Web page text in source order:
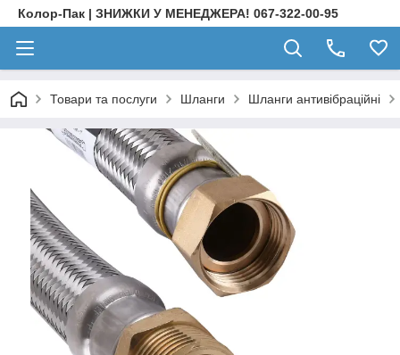
Колор-Пак | ЗНИЖКИ У МЕНЕДЖЕРА! 067-322-00-95
Товари та послуги Шланги Шланги антивібраційні